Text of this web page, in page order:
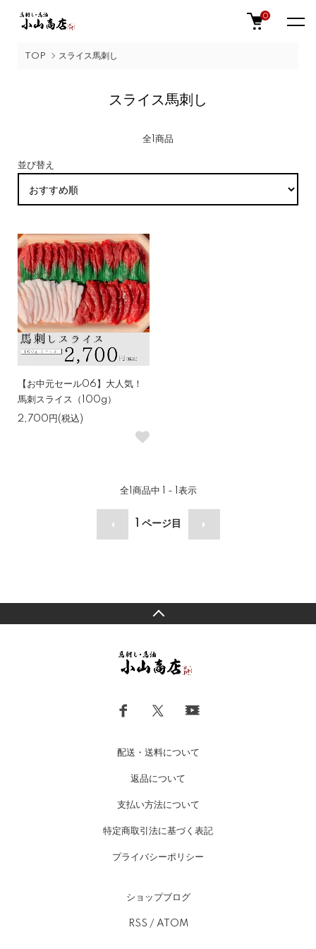
0
TOP スライス馬刺し
スライス馬刺し
全1商品
並び替え
【お中元セール06】大人気！
馬刺スライス（100g）
2,700円(税込)
全1 商品中 1 - 1 表示
ページ目
配送・送料について
返品について
支払い方法について
特定商取引法に基づく表記
プライバシーポリシー
ショップブログ
RSS / ATOM